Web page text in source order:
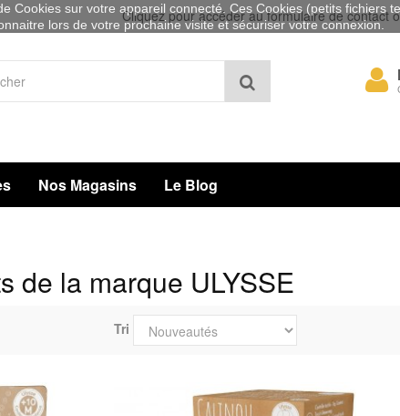
Cliquez pour accéder au formulaire de contact
Nos Magasins Le Blog
de la marque ULYSSE
Tri
Cookies sur votre appareil connecté. Ces Cookies (petits fichiers
lors de votre prochaine visite et sécuriser votre connexion.